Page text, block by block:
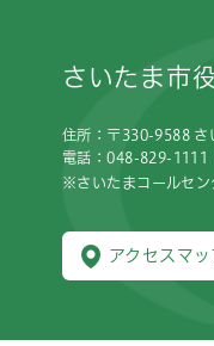
さいたま市
住所：〒330-9588 さ
電話：048-829-1111
※さいたまコールセン
アクセスマッ